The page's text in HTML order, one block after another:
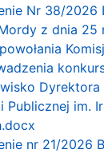
Nr 38/2026
z dnia 25
Dyrektora
Publicznej im.
nr 21/2026